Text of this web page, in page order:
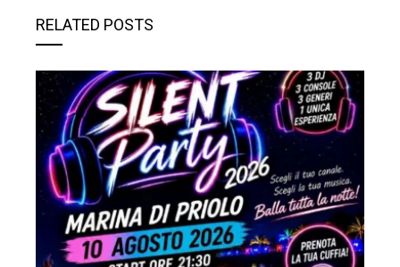
RELATED POSTS